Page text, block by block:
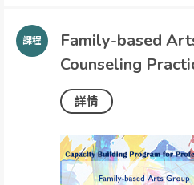
Family-based
Counseling
詳情